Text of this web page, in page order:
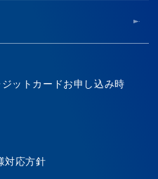
ットカードお申し込み時
対応方針